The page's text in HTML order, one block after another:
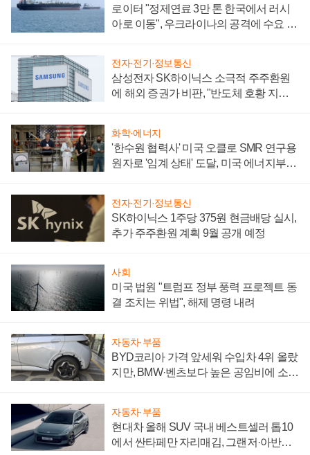
로이터 "정제연료 3만 톤 한국에서 러시
아로 이동", 우크라이나의 공격에 수요 늘
전자·전기·정보통신
삼성전자 SK하이닉스 소극적 주주환원
에 해외 증권가 비판, "반도체 호황 지속
화학·에너지
'한수원 협력사' 미국 오클로 SMR 연구용
원자로 '임계 상태' 도달, 미국 에너지부
전자·전기·정보통신
SK하이닉스 1주당 375원 현금배당 실시,
추가 주주환원 계획 9월 공개 예정
사회
미국 법원 "트럼프 정부 풍력 프로젝트 동
결 조치는 위법", 해제 명령 내려
자동차·부품
BYD코리아 가격 앞세워 수입차 4위 올랐
지만, BMW·벤츠보다 높은 공임비에 소비
자동차·부품
현대차 올해 SUV 국내 베스트셀러 톱10
에서 싼타페만 자리매김, 그랜저·아반떼